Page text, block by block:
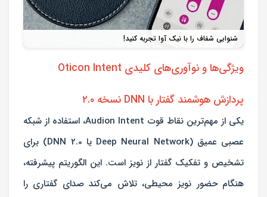
شنوایی شفاف را با نیک آوا تجربه کنید!
ویژگی‌ها و نوآوری‌های کلیدی Oticon Intent
پردازش هوشمند گفتار با DNN نسخه ۲.۰
یکی از مهم‌ترین نقاط قوت Audion Intent، استفاده از شبکه
عصبی عمیق (Deep Neural Network یا DNN 2.0) برای
تشخیص و تفکیک گفتار از نویز است. این الگوریتم پیشرفته،
هنگام حضور نویز محیطی، تلاش می‌کند صدای گفتاری را